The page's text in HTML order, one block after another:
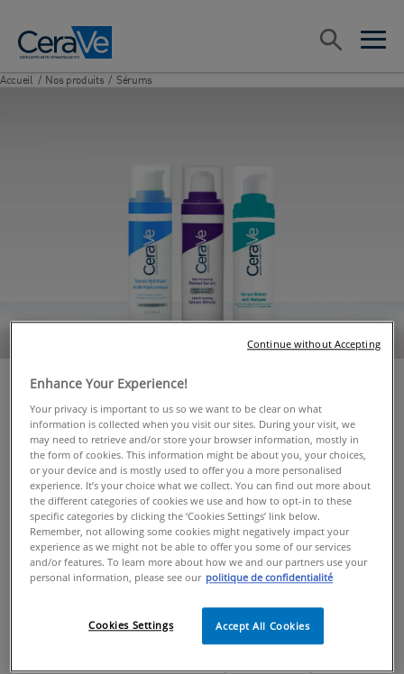
open
open
Rechercher
Accueil / Nos produits / Sérums
NOS
SÉRUMS VISAGE
Développés avec des dermatologues, nos sérums sont
formulés pour cibler et répondre aux besoins de votre
peau. Ils sont enrichis de3 céramides essentiels,d'acide
hyaluroniqueet de vitamine C pour une hydratation
traiter des problématiques de peau spécifiques et
localisées, ces formules intègrent des ingrédients comme
Enhance Your Experience!
Your privacy is important to us so we want to be clear on what
information is collected when you visit our sites. During your visit, we
may need to retrieve and/or store your browser information, mostly in
the form of cookies. This information might be about you, your choices,
or your device and is mostly used to offer you a more personalised
experience. It’s your choice what we collect. You can find out more about
the different categories of cookies we use and how to opt-in to these
specific categories by clicking the ‘Cookies Settings’ link below.
Remember, not allowing some cookies might negatively impact your
experience as we might not be able to offer you some of our services
and/or features. To learn more about how we and our partners use your
personal information, please see our politique de confidentialité
Cookies Settings Accept All Cookies
Continue without Accepting